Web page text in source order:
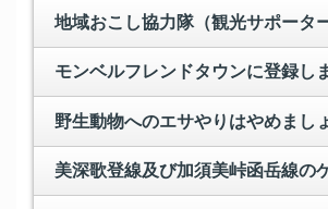
地域おこし協力隊（観光サポーター）の募
モンベルフレンドタウンに登録しま
野生動物へのエサやりはやめまし
美深歌登線及び加須美峠函岳線のゲート開放（6月13日から